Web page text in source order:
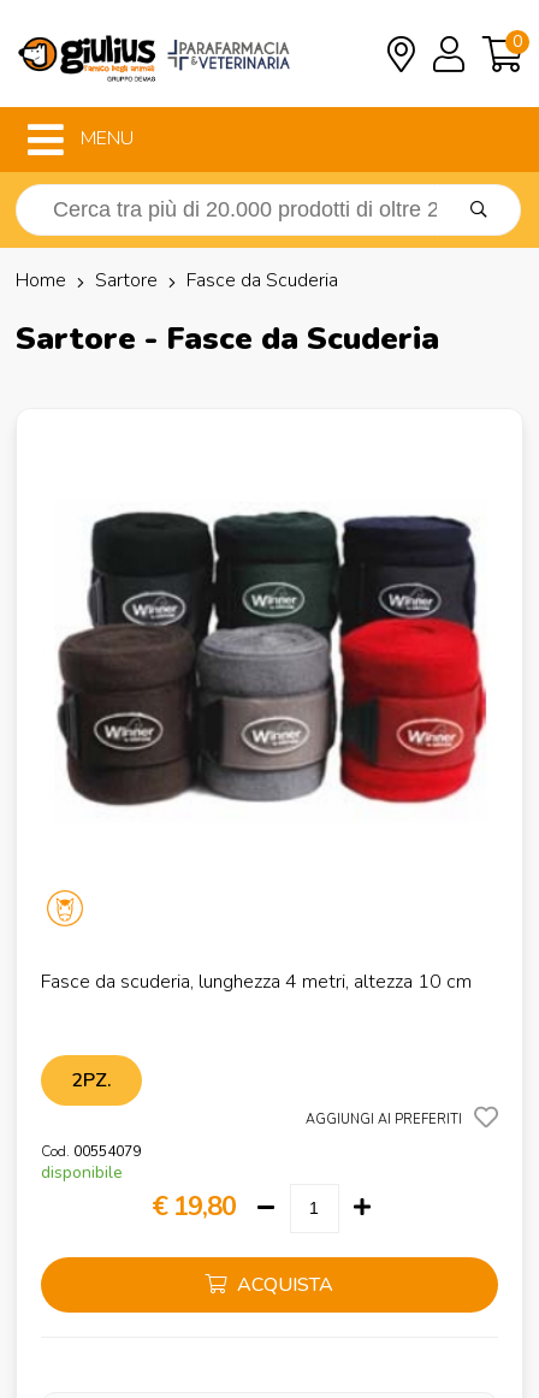
0
MENU
Home Sartore Fasce da Scuderia
Sartore - Fasce da Scuderia
Fasce da scuderia, lunghezza 4 metri, altezza 10 cm
2PZ.
AGGIUNGI AI PREFERITI
Cod. 00554079
disponibile
€ 19,80
ACQUISTA